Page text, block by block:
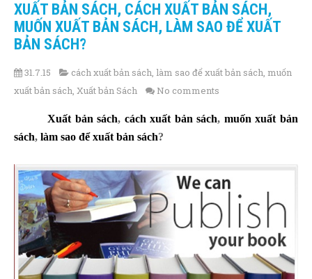
XUẤT BẢN SÁCH, CÁCH XUẤT BẢN SÁCH,
MUỐN XUẤT BẢN SÁCH, LÀM SAO ĐỂ XUẤT
BẢN SÁCH?
31.7.15 cách xuất bản sách, làm sao để xuất bản sách, muốn
xuất bản sách, Xuất bản Sách No comments
Xuất bản sách, cách xuất bản sách, muốn xuất bản
sách, làm sao để xuất bản sách?